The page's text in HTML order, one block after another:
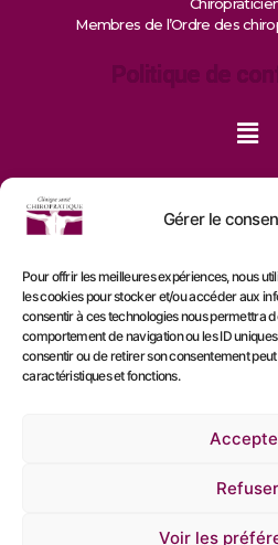
Gérer le
Pour offrir les meilleures expériences, nous
les cookies pour stocker et/ou accéder aux
consentir à ces technologies nous permettra
comportement de navigation ou les ID
consentir ou de retirer son consentement
caractéristiques et fonctions.
Refuser
Voir les
Membres de l’Ordre des
Politique de